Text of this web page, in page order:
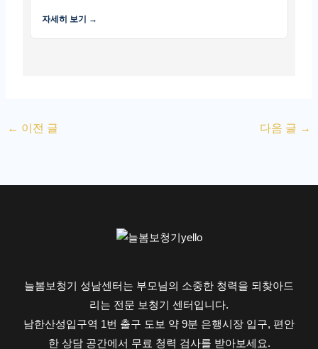
자세히 보기 →
← 이전 글 다음 글 →
늘봄보청기 성남센터는 부모님의 소중한 청력을 되찾아드
리는 전문 보청기 센터입니다.
남한산성입구역 1번 출구 도보 약 9분 은행시장 입구, 편안
한 상담 공간에서 무료 청력 검사를 받아보세요.